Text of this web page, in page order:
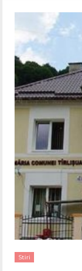
Stiri